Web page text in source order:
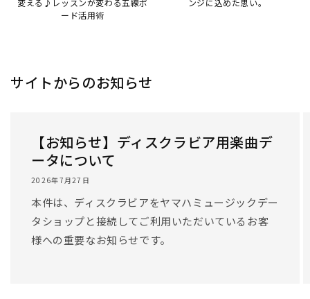
ード活用術
サイトからのお知らせ
【お知らせ】ディスクラビア用楽曲デ
ータについて
2026年7月27日
本件は、ディスクラビアをヤマハミュージックデー
タショップと接続してご利用いただいているお客
様への重要なお知らせです。